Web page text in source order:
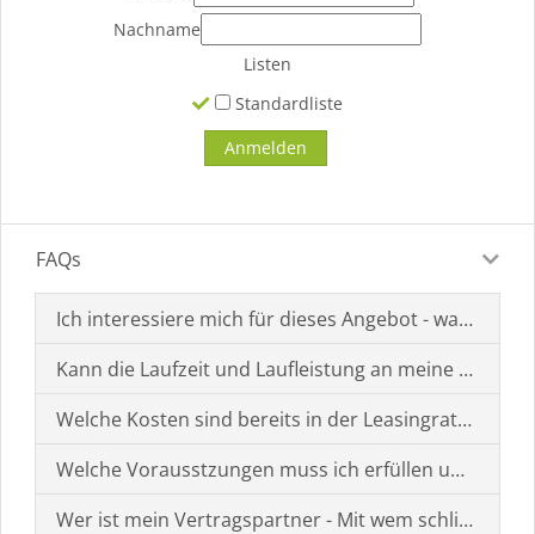
Nachname
Listen
Standardliste
FAQs
Ich interessiere mich für dieses Angebot - was muss
Kann die Laufzeit und Laufleistung an meine
Welche Kosten sind bereits in der Leasingrate
Welche Vorausstzungen muss ich erfüllen um einen
Wer ist mein Vertragspartner - Mit wem schließe ich